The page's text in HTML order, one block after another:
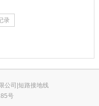
录
公司|短路接地线
号